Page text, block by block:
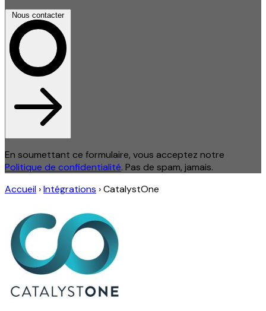
Nous contacter
En soumettant ce formulaire, vous acceptez notre
Politique de confidentialité. Pas de spam, jamais.
Accueil ›Intégrations ›CatalystOne